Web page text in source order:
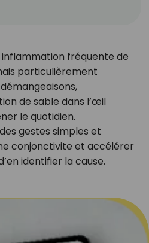
fréquente de
particulièrement
de sable dans l’œil
le quotidien.
gestes simples et
conjonctivite et accélérer
identifier la cause.